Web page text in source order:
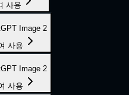
사용
Image 2
사용
Image 2
사용